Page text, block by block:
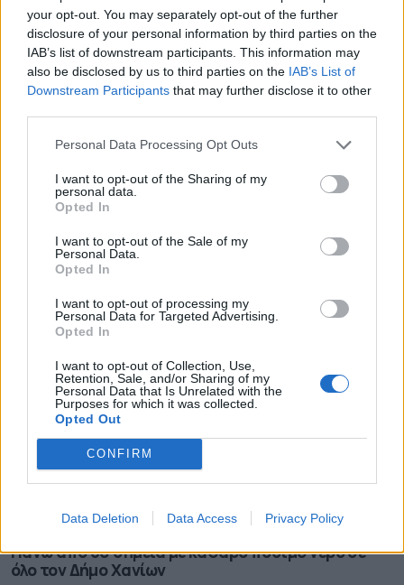
your opt-out. You may separately opt-out of the further
disclosure of your personal information by third parties on the
IAB’s list of downstream participants. This information may
also be disclosed by us to third parties on the IAB’s List of
Downstream Participants that may further disclose it to other
Personal Data Processing Opt Outs
I want to opt-out of the Sharing of my
personal data.
Opted In
I want to opt-out of the Sale of my
Personal Data.
Opted In
I want to opt-out of processing my
Personal Data for Targeted Advertising.
Opted In
I want to opt-out of Collection, Use,
Retention, Sale, and/or Sharing of my
Personal Data that Is Unrelated with the
Purposes for which it was collected.
Opted Out
CONFIRM
Data Deletion Data Access Privacy Policy
Attica Roots Festival: Εννέα συναυλίες, δεκάδες
της Αττικής
06.08.2026 - 20.03
Πάνω από 60 σημεία με καθαρό πόσιμο νερό σε
όλο τον Δήμο Χανίων